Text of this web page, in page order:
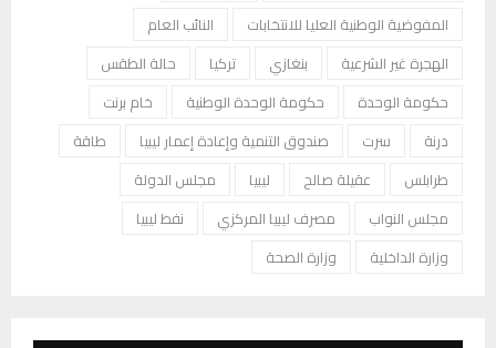
المفوضية الوطنية العليا للانتخابات
النائب العام
الهجرة غير الشرعية
بنغازي تركيا
حالة الطقس
حكومة الوحدة
حكومة الوحدة الوطنية
خام برنت
درنة
سرت صندوق التنمية وإعادة إعمار ليبيا
طاقة
طرابلس
عقيلة صالح ليبيا
مجلس الدولة
مجلس النواب
مصرف ليبيا المركزي
نفط ليبيا
وزارة الداخلية
وزارة الصحة